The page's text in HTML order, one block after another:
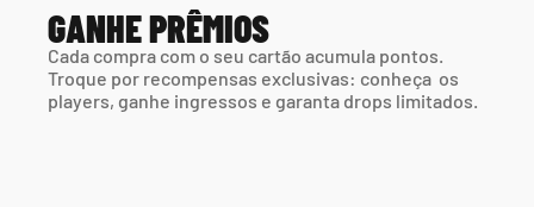
GANHE PRÊMIOS
Cada compra com o seu cartão acumula pontos.
Troque por recompensas exclusivas: conheça  os
players, ganhe ingressos e garanta drops limitados.